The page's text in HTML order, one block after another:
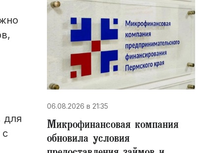
для
06.08.2026 в 21:35
Микрофинансовая компания
обновила условия